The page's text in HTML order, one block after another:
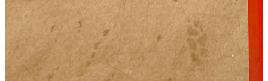
Характеристики лодочного электромотора HDX 86X
Макс. мощность, л.с.
1,2
Макс. мощность, кВт
Максимальный
потребляемый ток (А)